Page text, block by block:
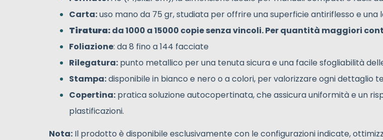
Carta:uso mano da 75 gr, studiata per offrire una superficie antiriflesso e una
Tiratura:da 1000 a 15000 copie senza vincoli. Per quantità maggiori
Foliazione: da 8 fino a 144 facciate
Rilegatura: punto metallico per una tenuta sicura e una facile sfogliabilità
Stampa:disponibile in bianco e nero o a colori, per valorizzare ogni dettaglio
Copertina: pratica soluzione autocopertinata, che assicura uniformità e un
plastificazioni.
Nota: Il prodotto è disponibile esclusivamente con le configurazioni indicate,